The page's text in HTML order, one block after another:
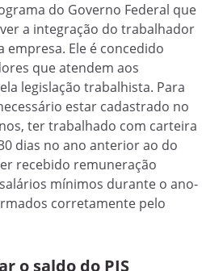
do Governo Federal que
a integração do trabalhador
Ele é concedido
que atendem aos
legislação trabalhista. Para
estar cadastrado no
ter trabalhado com carteira
dias no ano anterior ao do
recebido remuneração
mínimos durante o ano-
corretamente pelo
o saldo do PIS